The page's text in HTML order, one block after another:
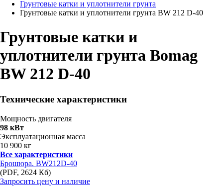
Грунтовые катки и уплотнители грунта
Грунтовые катки и уплотнители грунта BW 212 D-40
Грунтовые катки и
уплотнители грунта Bomag
BW 212 D-40
Технические характеристики
Мощность двигателя
98 кВт
Эксплуатационная масса
10 900 кг
Все характеристики
Брошюра. BW212D-40
(PDF, 2624 Кб)
Запросить цену и наличие